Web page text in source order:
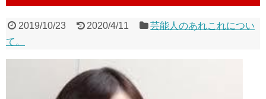
2019/10/23 2020/4/11
芸能人のあれこれについ
て。